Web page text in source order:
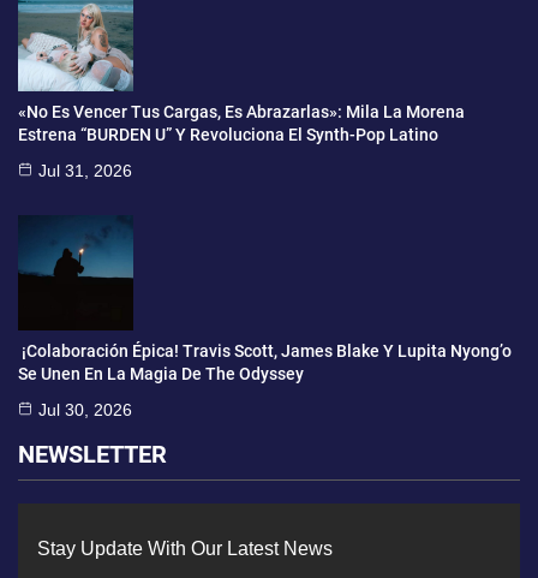
«No Es Vencer Tus Cargas, Es Abrazarlas»: Mila La Morena
Estrena “BURDEN U” Y Revoluciona El Synth-Pop Latino
Jul 31, 2026
¡Colaboración Épica! Travis Scott, James Blake Y Lupita Nyong’o
Se Unen En La Magia De The Odyssey
Jul 30, 2026
NEWSLETTER
Stay Update With Our Latest News